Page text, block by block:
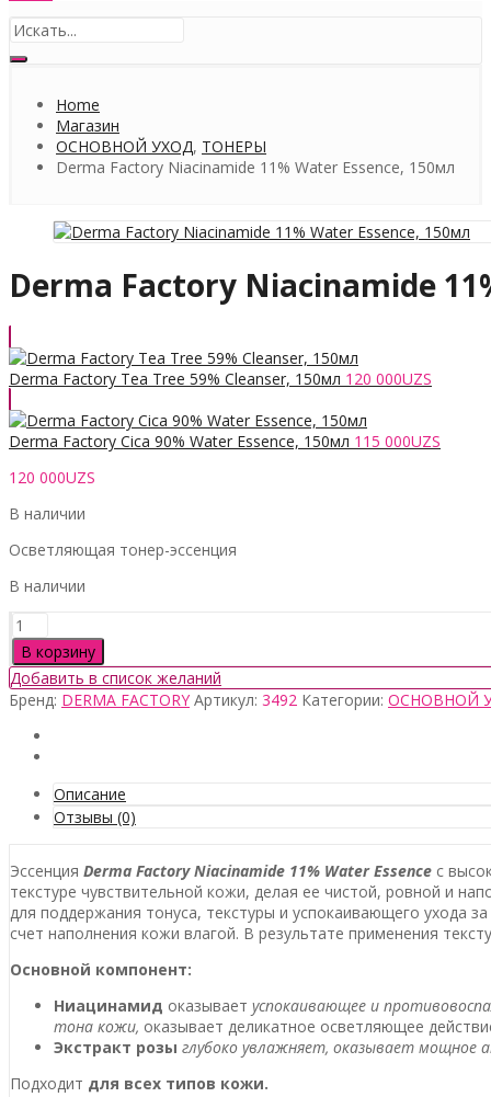
Home
Магазин
ОСНОВНОЙ УХОД, ТОНЕРЫ
Derma Factory Niacinamide 11% Water Essence, 150мл
Derma Factory Niacinamide
Derma Factory Tea Tree 59% Cleanser, 150мл 120 000UZS
Derma Factory Cica 90% Water Essence, 150мл 115 000UZS
120 000UZS
В наличии
Осветляющая тонер-эссенция
В наличии
Количество
товара
Derma
Factory
Niacinamide
150мл
В корзину
Добавить в список желаний
Бренд: DERMA FACTORY Артикул: 3492 Категории: ОСНОВНОЙ
Описание
Отзывы (0)
Эссенция Derma Factory Niacinamide 11% Water Essence с
текстуре чувствительной кожи, делая ее чистой, ровной и
для поддержания тонуса, текстуры и успокаивающего ухода
счет наполнения кожи влагой. В результате применения
Основной компонент:
Ниацинамид оказывает успокаивающее и
тона кожи, оказывает деликатное осветляющее
Экстракт розы глубоко увлажняет, оказывает мощное
Подходит для всех типов кожи.